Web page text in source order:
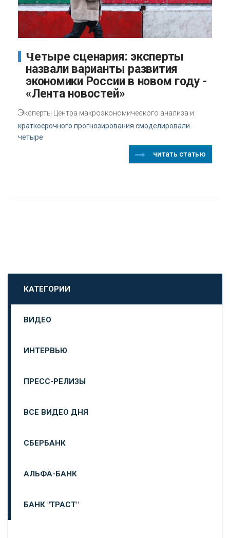
Четыре сценария: эксперты
назвали варианты развития
экономики России в новом году -
«Лента новостей»
Эксперты Центра макроэкономического анализа и
краткосрочного прогнозирования смоделировали
четыре
читать статью
КАТЕГОРИИ
ВИДЕО
ИНТЕРВЬЮ
ПРЕСС-РЕЛИЗЫ
ВСЕ ВИДЕО ДНЯ
СБЕРБАНК
АЛЬФА-БАНК
БАНК "ТРАСТ"